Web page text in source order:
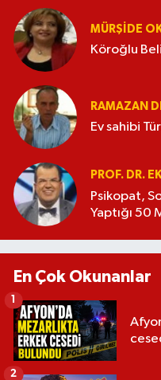
MÜRŞIDE
Köroğlu
RAMAZAN
Ev sahibi
PROF. DR.
Psikopat,
Yaptığı 50
En Çok Okunanlar
1
2